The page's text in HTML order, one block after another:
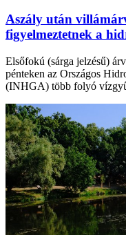
Aszály után
figyelmeztetnek a
Elsőfokú (sárga jelzésű)
pénteken az Országos
(INHGA) több folyó